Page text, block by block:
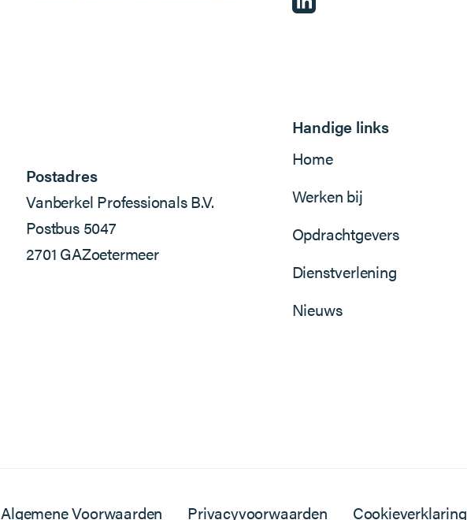
Postadres
Vanberkel Professionals B.V.
Postbus 5047
2701 GAZoetermeer
Handige links
Home
Werken bij
Opdrachtgevers
Dienstverlening
Nieuws
Algemene Voorwaarden Privacyvoorwaarden Cookieverklaring